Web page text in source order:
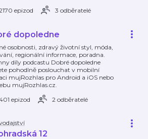
epizod
3 odběratelé
dopoledne
osobnosti, zdravý životní styl, móda,
regionální informace, poradna.
díly podcastu Dobré dopoledne
pohodlně poslouchat v mobilní
mujRozhlas pro Android a iOS nebo
mujRozhlas.cz.
epizod
2 odběratelé
12